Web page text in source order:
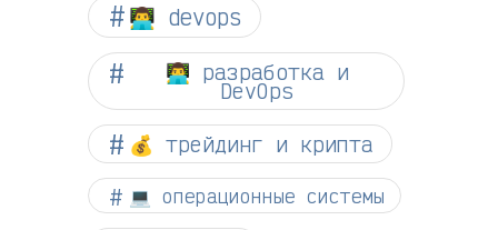
👨‍💻 devops
👨‍💻 разработка и
DevOps
💰 трейдинг и крипта
💻 операционные системы